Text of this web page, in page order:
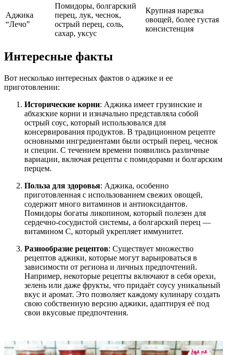
Аджика
“Лечо”
Помидоры, болгарский
перец, лук, чеснок,
острый перец, соль,
сахар, уксус
Крупная нарезка
овощей, более густая
консистенция
Интересные факты
Вот несколько интересных фактов о аджике и ее
приготовлении:
Исторические корни: Аджика имеет грузинские и
абхазские корни и изначально представляла собой
острый соус, который использовался для
консервирования продуктов. В традиционном рецепте
основными ингредиентами были острый перец, чеснок
и специи. С течением времени появились различные
вариации, включая рецепты с помидорами и болгарским
перцем.
Польза для здоровья: Аджика, особенно
приготовленная с использованием свежих овощей,
содержит много витаминов и антиоксидантов.
Помидоры богаты ликопином, который полезен для
сердечно-сосудистой системы, а болгарский перец —
витамином C, который укрепляет иммунитет.
Разнообразие рецептов: Существует множество
рецептов аджики, которые могут варьироваться в
зависимости от региона и личных предпочтений.
Например, некоторые рецепты включают в себя орехи,
зелень или даже фрукты, что придаёт соусу уникальный
вкус и аромат. Это позволяет каждому кулинару создать
свою собственную версию аджики, адаптируя её под
свои вкусовые предпочтения.